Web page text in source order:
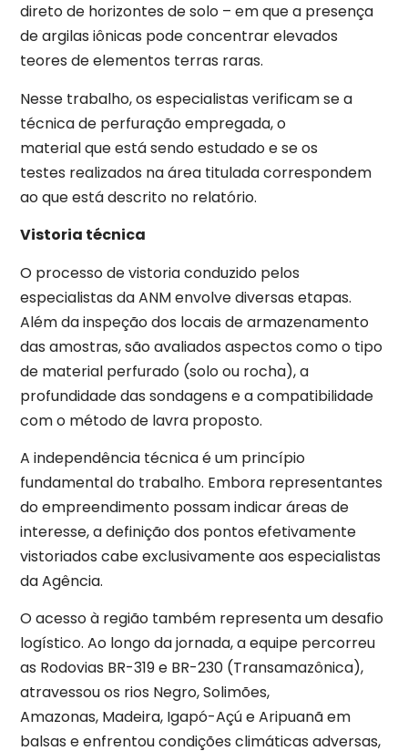
direto de horizontes de solo – em que a presença
de argilas iônicas pode concentrar elevados
teores de elementos terras raras.
Nesse trabalho, os especialistas verificam se a
técnica de perfuração empregada, o
material que está sendo estudado e se os
testes realizados na área titulada correspondem
ao que está descrito no relatório.
Vistoria técnica
O processo de vistoria conduzido pelos
especialistas da ANM envolve diversas etapas.
Além da inspeção dos locais de armazenamento
das amostras, são avaliados aspectos como o tipo
de material perfurado (solo ou rocha), a
profundidade das sondagens e a compatibilidade
com o método de lavra proposto.
A independência técnica é um princípio
fundamental do trabalho. Embora representantes
do empreendimento possam indicar áreas de
interesse, a definição dos pontos efetivamente
vistoriados cabe exclusivamente aos especialistas
da Agência.
O acesso à região também representa um desafio
logístico. Ao longo da jornada, a equipe percorreu
as Rodovias BR-319 e BR-230 (Transamazônica),
atravessou os rios Negro, Solimões,
Amazonas, Madeira, Igapó-Açú e Aripuanã em
balsas e enfrentou condições climáticas adversas,